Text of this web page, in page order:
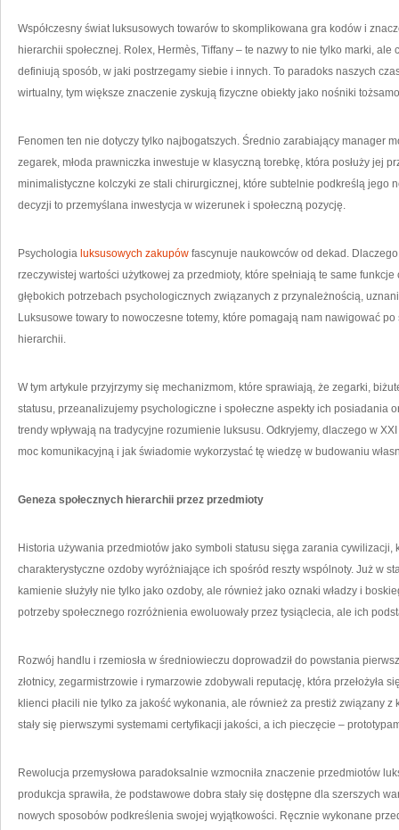
Współczesny świat luksusowych towarów to skomplikowana gra kodów i
hierarchii społecznej. Rolex, Hermès, Tiffany – te nazwy to nie tylko marki,
definiują sposób, w jaki postrzegamy siebie i innych. To paradoks naszych
wirtualny, tym większe znaczenie zyskują fizyczne obiekty jako nośniki
Fenomen ten nie dotyczy tylko najbogatszych. Średnio zarabiający manager
zegarek, młoda prawniczka inwestuje w klasyczną torebkę, która posłuży jej
minimalistyczne kolczyki ze stali chirurgicznej, które subtelnie podkreślą jego
decyzji to przemyślana inwestycja w wizerunek i społeczną pozycję.
Psychologia luksusowych zakupów fascynuje naukowców od dekad.
rzeczywistej wartości użytkowej za przedmioty, które spełniają te same
głębokich potrzebach psychologicznych związanych z przynależnością,
Luksusowe towary to nowoczesne totemy, które pomagają nam nawigować
hierarchii.
W tym artykule przyjrzymy się mechanizmom, które sprawiają, że zegarki,
statusu, przeanalizujemy psychologiczne i społeczne aspekty ich posiadania
trendy wpływają na tradycyjne rozumienie luksusu. Odkryjemy, dlaczego w
moc komunikacyjną i jak świadomie wykorzystać tę wiedzę w budowaniu
Geneza społecznych hierarchii przez przedmioty
Historia używania przedmiotów jako symboli statusu sięga zarania cywilizacji,
charakterystyczne ozdoby wyróżniające ich spośród reszty wspólnoty. Już w
kamienie służyły nie tylko jako ozdoby, ale również jako oznaki władzy i
potrzeby społecznego rozróżnienia ewoluowały przez tysiąclecia, ale ich
Rozwój handlu i rzemiosła w średniowieczu doprowadził do powstania
złotnicy, zegarmistrzowie i rymarzowie zdobywali reputację, która przełożyła
klienci płacili nie tylko za jakość wykonania, ale również za prestiż związany
stały się pierwszymi systemami certyfikacji jakości, a ich pieczęcie –
Rewolucja przemysłowa paradoksalnie wzmocniła znaczenie przedmiotów
produkcja sprawiła, że podstawowe dobra stały się dostępne dla szerszych
nowych sposobów podkreślenia swojej wyjątkowości. Ręcznie wykonane